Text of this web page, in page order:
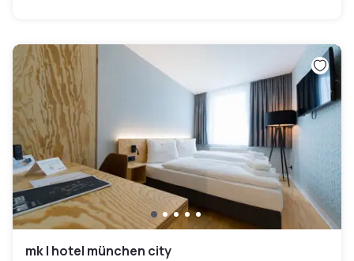
mk | hotel münchen city